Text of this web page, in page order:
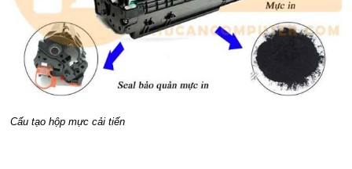
Cấu tạo hộp mực cải tiến